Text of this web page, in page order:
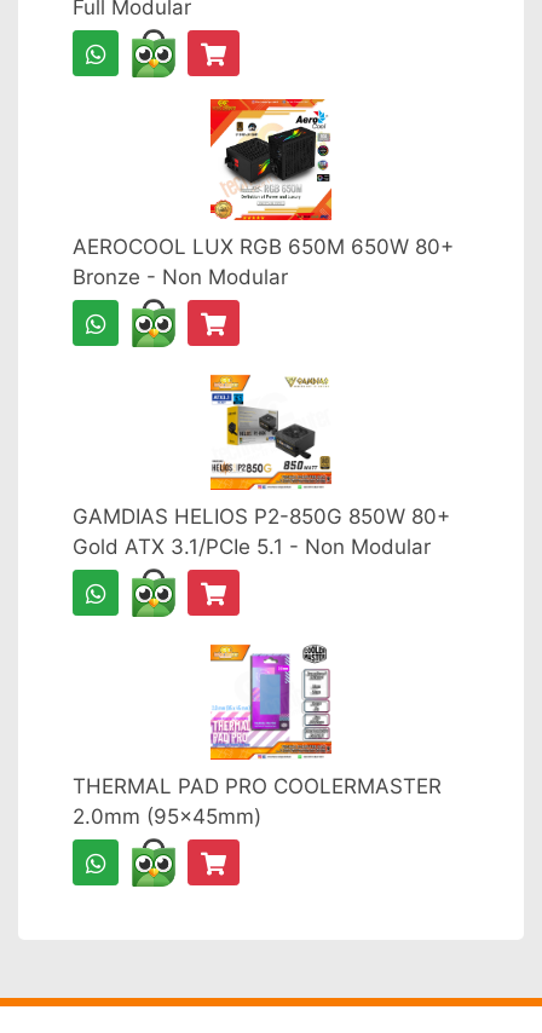
Full Modular
AEROCOOL LUX RGB 650M 650W 80+
Bronze - Non Modular
GAMDIAS HELIOS P2-850G 850W 80+
Gold ATX 3.1/PCIe 5.1 - Non Modular
THERMAL PAD PRO COOLERMASTER
2.0mm (95x45mm)